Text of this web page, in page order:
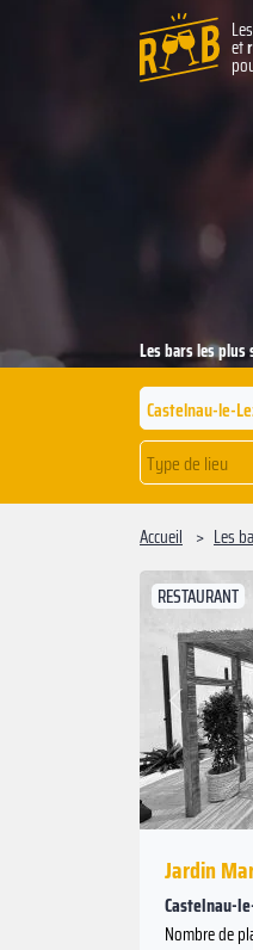
et
Type de lieu
Les bars les plus
Accueil Les
RESTAURANT
Précédent
Jardin
Castelnau-
Nombre de